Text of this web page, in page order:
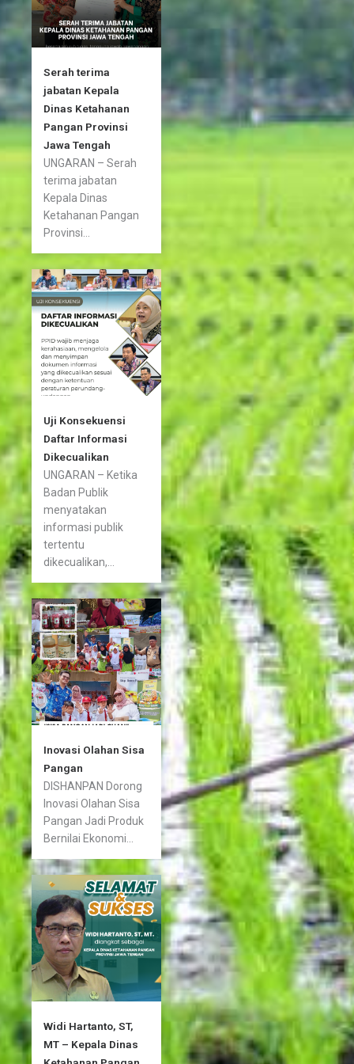
Serah terima
jabatan Kepala
Dinas Ketahanan
Pangan Provinsi
Jawa Tengah
UNGARAN – Serah
terima jabatan
Kepala Dinas
Ketahanan Pangan
Provinsi...
Uji Konsekuensi
Daftar Informasi
Dikecualikan
UNGARAN – Ketika
Badan Publik
menyatakan
informasi publik
tertentu
dikecualikan,...
Inovasi Olahan Sisa
Pangan
DISHANPAN Dorong
Inovasi Olahan Sisa
Pangan Jadi Produk
Bernilai Ekonomi...
Widi Hartanto, ST,
MT – Kepala Dinas